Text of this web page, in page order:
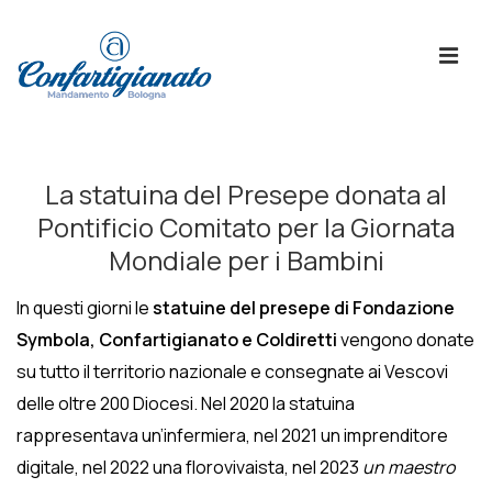
Principale
La statuina del Presepe donata al
Pontificio Comitato per la Giornata
Mondiale per i Bambini
In questi giorni lestatuine del presepe di Fondazione
Symbola, Confartigianato e Coldirettivengono donate
su tutto il territorio nazionale e consegnate ai Vescovi
delle oltre 200 Diocesi. Nel 2020 la statuina
rappresentava un’infermiera, nel 2021 un imprenditore
digitale, nel 2022 una florovivaista, nel 2023 un maestro